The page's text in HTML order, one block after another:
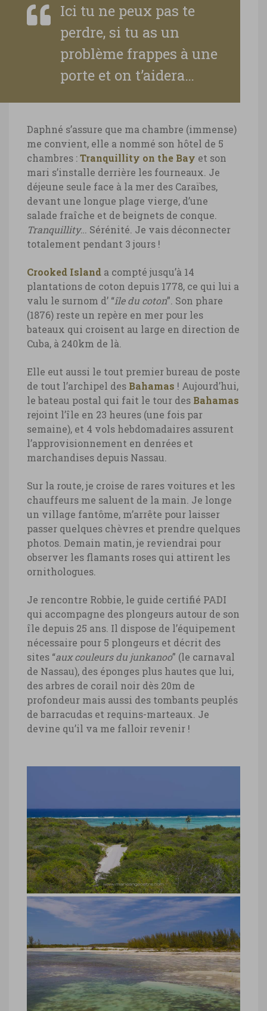
Ici tu ne peux pas te
perdre, si tu as un
problème frappes à une
porte et on t’aidera…
Daphné s’assure que ma chambre (immense)
me convient, elle a nommé son hôtel de 5
chambres :Tranquillity on the Bay et son
mari s’installe derrière les fourneaux. Je
déjeune seule face à la mer des Caraïbes,
devant une longue plage vierge, d’une
salade fraîche et de beignets de conque.
Tranquillity… Sérénité. Je vais déconnecter
totalement pendant 3 jours !
Crooked Island a compté jusqu’à 14
plantations de coton depuis 1778, ce qui lui a
valu le surnom d’ “île du coton”. Son phare
(1876) reste un repère en mer pour les
bateaux qui croisent au large en direction de
Cuba, à 240km de là.
Elle eut aussi le tout premier bureau de poste
de tout l’archipel des Bahamas ! Aujourd’hui,
le bateau postal qui fait le tour des Bahamas
rejoint l’île en 23 heures (une fois par
semaine), et 4 vols hebdomadaires assurent
l’approvisionnement en denrées et
marchandises depuis Nassau.
Sur la route, je croise de rares voitures et les
chauffeurs me saluent de la main. Je longe
un village fantôme, m’arrête pour laisser
passer quelques chèvres et prendre quelques
photos. Demain matin, je reviendrai pour
observer les flamants roses qui attirent les
ornithologues.
Je rencontre Robbie, le guide certifié PADI
qui accompagne des plongeurs autour de son
île depuis 25 ans. Il dispose de l’équipement
nécessaire pour 5 plongeurs et décrit des
sites “aux couleurs du junkanoo” (le carnaval
de Nassau), des éponges plus hautes que lui,
des arbres de corail noir dès 20m de
profondeur mais aussi des tombants peuplés
de barracudas et requins-marteaux. Je
devine qu’il va me falloir revenir !
Bahamas, île Crooked Island
Bahamas, île Crooked Island © Marie-
Ange Ostré